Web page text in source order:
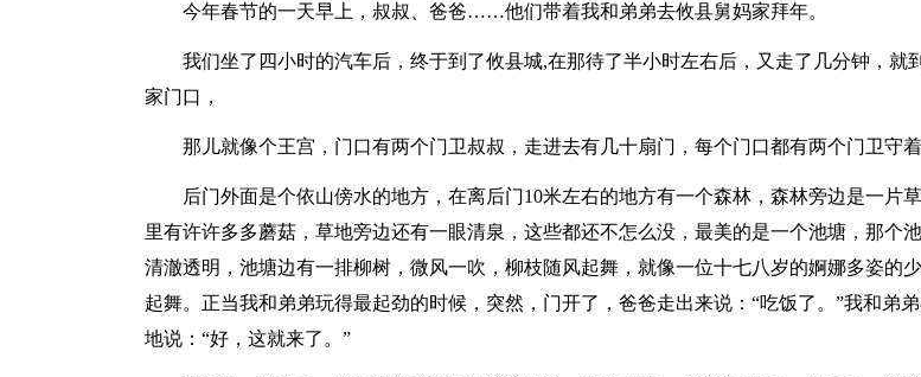
今年春节的一天早上，叔叔、爸爸……他们带着我和弟弟去攸县舅妈家拜年。
我们坐了四小时的汽车后，终于到了攸县城,在那待了半小时左右后，又走了几分钟，就
家门口，
那儿就像个王宫，门口有两个门卫叔叔，走进去有几十扇门，每个门口都有两个门卫守着
后门外面是个依山傍水的地方，在离后门10米左右的地方有一个森林，森林旁边是一片
里有许许多多蘑菇，草地旁边还有一眼清泉，这些都还不怎么没，最美的是一个池塘，那个
清澈透明，池塘边有一排柳树，微风一吹，柳枝随风起舞，就像一位十七八岁的婀娜多姿的
起舞。正当我和弟弟玩得最起劲的时候，突然，门开了，爸爸走出来说：“吃饭了。”我和弟
地说：“好，这就来了。”